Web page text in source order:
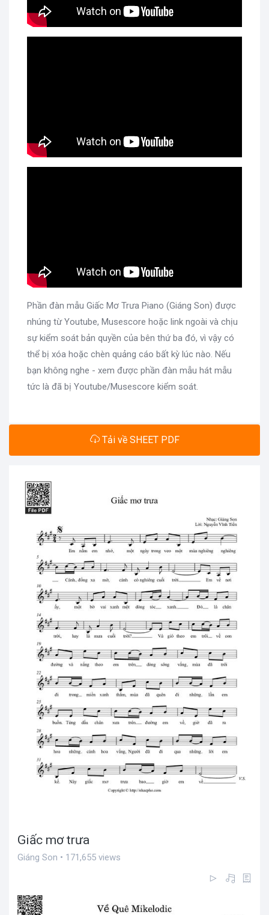
Phần đàn mẫu Giấc Mơ Trưa Piano (Giáng Son) được
nhúng từ Youtube, Musescore hoặc link ngoài và chịu
sự kiểm soát bản quyền của bên thứ ba đó, vì vậy có
thể bị xóa hoặc chèn quảng cáo bất kỳ lúc nào. Nếu
bạn không nghe - xem được phần đàn mẫu hát mẫu
tức là đã bị Youtube/Musescore kiểm soát.
Tải về SHEET PDF
Giấc mơ trưa
Giáng Son • 171,655 views